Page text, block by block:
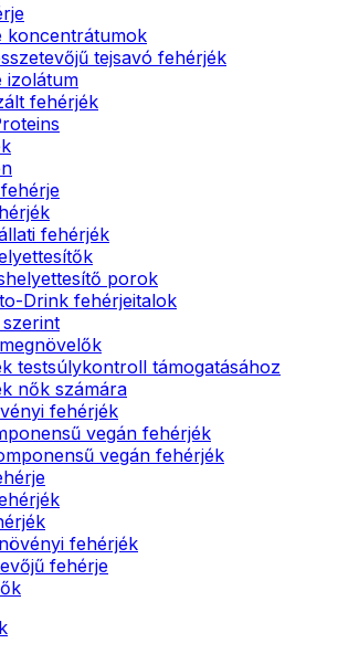
koncentrátumok
tejsavó fehérjék
izolátum
fehérjék
fehérjék
porok
Drink fehérjeitalok
testsúlykontroll támogatásához
nők számára
fehérjék
vegán fehérjék
vegán fehérjék
fehérjék
fehérje